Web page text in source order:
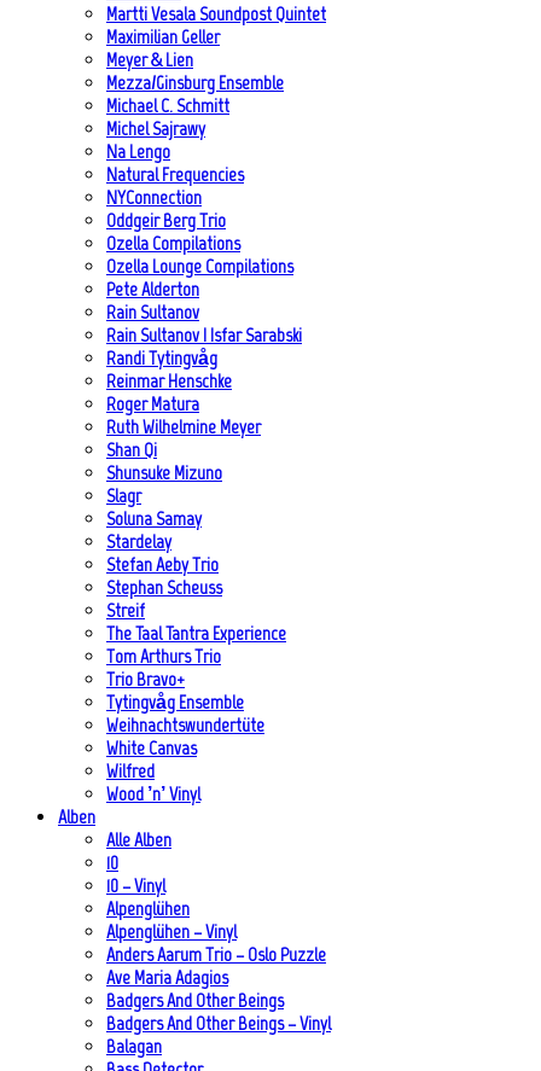
Martti Vesala Soundpost Quintet
Maximilian Geller
Meyer & Lien
Mezza/Ginsburg Ensemble
Michael C. Schmitt
Michel Sajrawy
Na Lengo
Natural Frequencies
NYConnection
Oddgeir Berg Trio
Ozella Compilations
Ozella Lounge Compilations
Pete Alderton
Rain Sultanov
Rain Sultanov | Isfar Sarabski
Randi Tytingvåg
Reinmar Henschke
Roger Matura
Ruth Wilhelmine Meyer
Shan Qi
Shunsuke Mizuno
Slagr
Soluna Samay
Stardelay
Stefan Aeby Trio
Stephan Scheuss
Streif
The Taal Tantra Experience
Tom Arthurs Trio
Trio Bravo+
Tytingvåg Ensemble
Weihnachtswundertüte
White Canvas
Wilfred
Wood ’n’ Vinyl
Alben
Alle Alben
10
10 – Vinyl
Alpenglühen
Alpenglühen – Vinyl
Anders Aarum Trio – Oslo Puzzle
Ave Maria Adagios
Badgers And Other Beings
Badgers And Other Beings – Vinyl
Balagan